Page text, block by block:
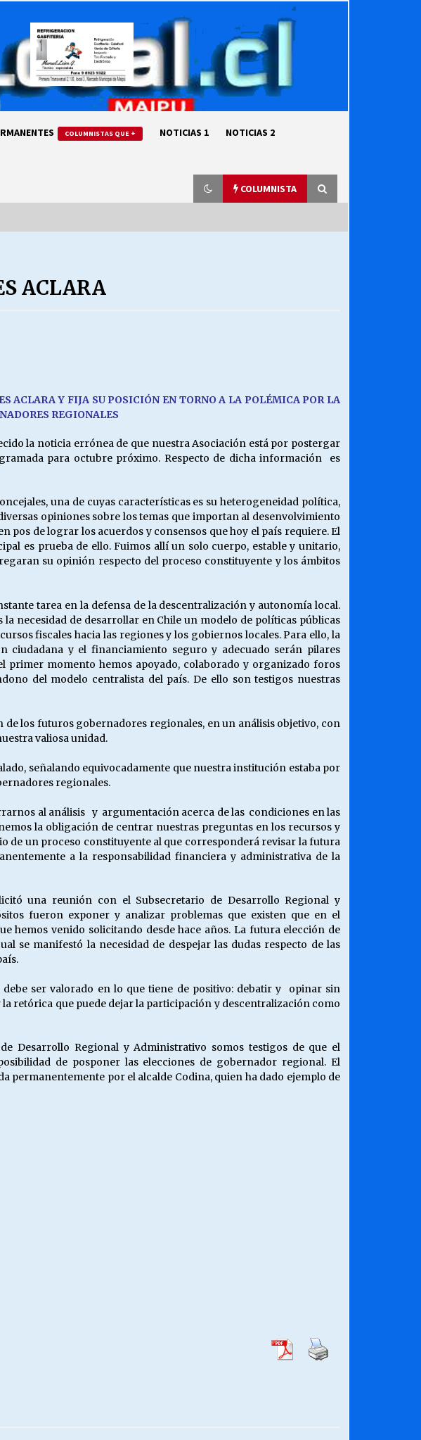
COLUMNISTAS QUE + NOTICIAS 1 NOTICIAS 2
COLUMNISTA
Releyendo la Rerum Novarum a 135
Chile y sus segmentos de la riqueza
ACLARA
ACLARA Y FIJA SU POSICIÓN EN TORNO A LA POLÉMICA POR LA
REGIONALES
la noticia errónea de que nuestra Asociación está por postergar
para octubre próximo. Respecto de dicha información es
una de cuyas características es su heterogeneidad política,
opiniones sobre los temas que importan al desenvolvimiento
pos de lograr los acuerdos y consensos que hoy el país requiere. El
es prueba de ello. Fuimos allí un solo cuerpo, estable y unitario,
su opinión respecto del proceso constituyente y los ámbitos
tarea en la defensa de la descentralización y autonomía local.
necesidad de desarrollar en Chile un modelo de políticas públicas
fiscales hacia las regiones y los gobiernos locales. Para ello, la
ciudadana y el financiamiento seguro y adecuado serán pilares
primer momento hemos apoyado, colaborado y organizado foros
del modelo centralista del país. De ello son testigos nuestras
los futuros gobernadores regionales, en un análisis objetivo, con
valiosa unidad.
señalando equivocadamente que nuestra institución estaba por
regionales.
al análisis y argumentación acerca de las condiciones en las
la obligación de centrar nuestras preguntas en los recursos y
de un proceso constituyente al que corresponderá revisar la futura
a la responsabilidad financiera y administrativa de la
una reunión con el Subsecretario de Desarrollo Regional y
fueron exponer y analizar problemas que existen que en el
hemos venido solicitando desde hace años. La futura elección de
se manifestó la necesidad de despejar las dudas respecto de las
ser valorado en lo que tiene de positivo: debatir y opinar sin
retórica que puede dejar la participación y descentralización como
Desarrollo Regional y Administrativo somos testigos de que el
de posponer las elecciones de gobernador regional. El
permanentemente por el alcalde Codina, quien ha dado ejemplo de